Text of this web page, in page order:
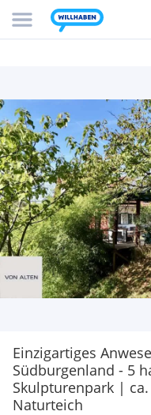
Einzigartiges
Südburgenland - 5
Skulpturenpark | ca.
Naturteich